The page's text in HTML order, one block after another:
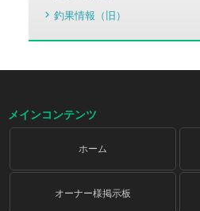
釣果情報（旧）
メインコンテンツ
ホーム
オーナー様掲示板